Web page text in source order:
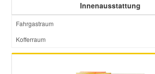
Innenausstattung
Fahrgastraum
Kofferraum